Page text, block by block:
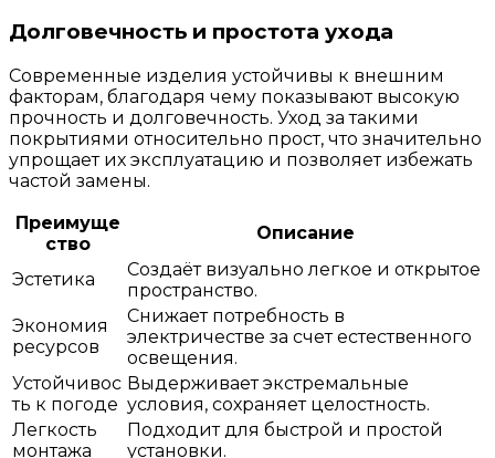
Долговечность и простота ухода
Современные изделия устойчивы к внешним
факторам, благодаря чему показывают высокую
прочность и долговечность. Уход за такими
покрытиями относительно прост, что значительно
упрощает их эксплуатацию и позволяет избежать
частой замены.
Преимуще
ство
Описание
Эстетика
Создаёт визуально легкое и открытое
пространство.
Экономия
ресурсов
Снижает потребность в
электричестве за счет естественного
освещения.
Устойчивос
ть к погоде
Выдерживает экстремальные
условия, сохраняет целостность.
Легкость
монтажа
Подходит для быстрой и простой
установки.